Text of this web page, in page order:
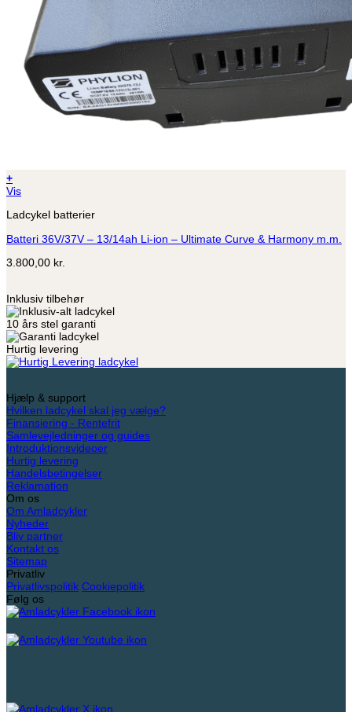
+
Vis
Ladcykel batterier
Batteri 36V/37V – 13/14ah Li-ion – Ultimate Curve & Harmony m.m.
3.800,00 kr.
Inklusiv tilbehør
10 års stel garanti
Hurtig levering
Hjælp & support
Hvilken ladcykel skal jeg vælge?
Finansiering - Rentefrit
Samlevejledninger og guides
Introduktionsvideoer
Hurtig levering
Handelsbetingelser
Reklamation
Om os
Om Amladcykler
Nyheder
Bliv partner
Kontakt os
Sitemap
Privatliv
Privatlivspolitik Cookiepolitik
Følg os